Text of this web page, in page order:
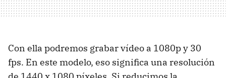
Con ella podremos grabar vídeo a 1080p y 30
fps. En este modelo, eso significa una resolución